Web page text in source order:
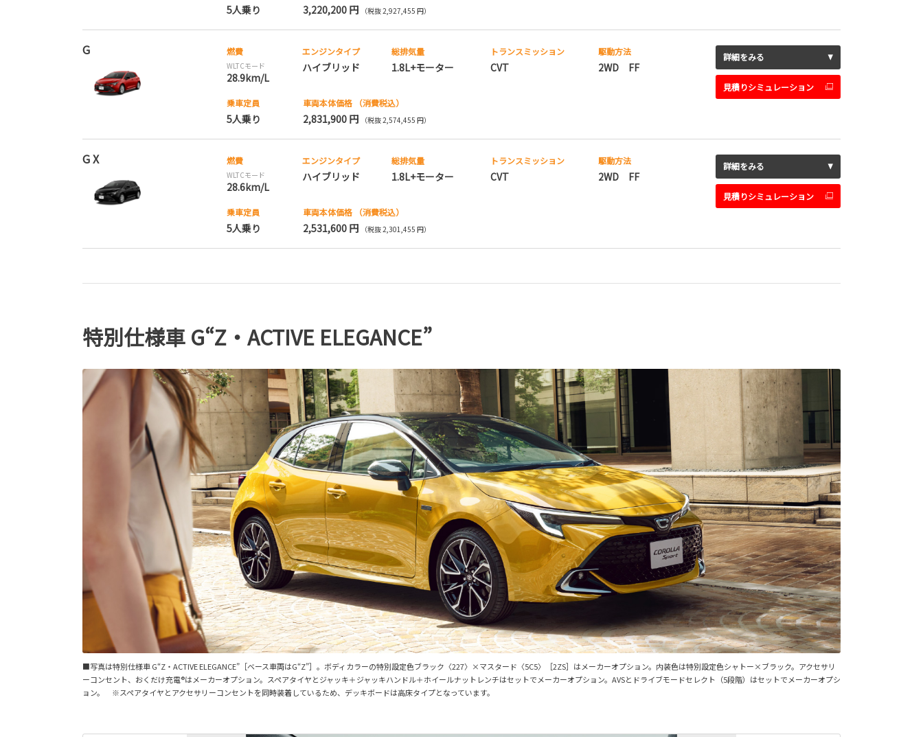
5人乗り 3,220,200 円 （税抜 2,927,455 円）
G 燃費
WLTCモード
28.9km/L
エンジンタイプ
ハイブリッド
総排気量
1.8L+モーター
トランスミッション
CVT
駆動方法
2WD FF
乗車定員
5人乗り
車両本体価格 （消費税込）
2,831,900 円 （税抜 2,574,455 円）
詳細をみる
見積りシミュレーション
G X 燃費
WLTCモード
28.6km/L
エンジンタイプ
ハイブリッド
総排気量
1.8L+モーター
トランスミッション
CVT
駆動方法
2WD FF
乗車定員
5人乗り
車両本体価格 （消費税込）
2,531,600 円 （税抜 2,301,455 円）
詳細をみる
見積りシミュレーション
特別仕様車 G“Z・ACTIVE ELEGANCE”
■写真は特別仕様車 G“Z・ACTIVE ELEGANCE”［ベース車両はG“Z”］。ボディカラーの特別設定色ブラック〈227〉×マスタード〈5C5〉［2ZS］はメーカーオプション。内装色は特別設定色シャトー×ブラック。アクセサリ
ーコンセント、おくだけ充電®はメーカーオプション。スペアタイヤとジャッキ＋ジャッキハンドル＋ホイールナットレンチはセットでメーカーオプション。AVSとドライブモードセレクト（5段階）はセットでメーカーオプシ
ョン。 ※スペアタイヤとアクセサリーコンセントを同時装着しているため、デッキボードは高床タイプとなっています。